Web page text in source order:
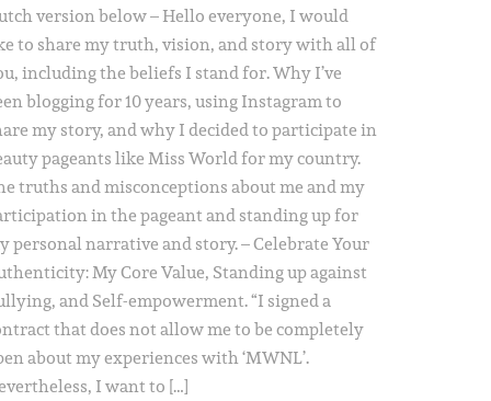
version below – Hello everyone, I would
to share my truth, vision, and story with all of
including the beliefs I stand for. Why I’ve
blogging for 10 years, using Instagram to
my story, and why I decided to participate in
pageants like Miss World for my country.
truths and misconceptions about me and my
in the pageant and standing up for
personal narrative and story. – Celebrate Your
My Core Value, Standing up against
and Self-empowerment. “I signed a
that does not allow me to be completely
about my experiences with ‘MWNL’.
I want to […]